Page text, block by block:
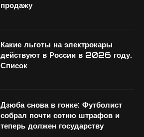
продажу
Какие льготы на электрокары
действуют в России в 2026 году.
Список
Дзюба снова в гонке: Футболист
собрал почти сотню штрафов и
теперь должен государству